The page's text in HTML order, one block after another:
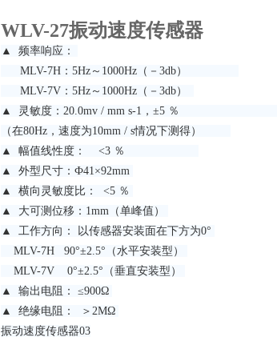
WLV-27振动速度传感器
▲ 频率响应：
MLV-7H：5Hz～1000Hz（－3db）
MLV-7V：5Hz～1000Hz（－3db）
▲ 灵敏度：20.0mv / mm s-1，±5 ％
（在80Hz，速度为10mm / s情况下测得）
▲ 幅值线性度： <3 ％
▲ 外型尺寸：Ф41×92mm
▲ 横向灵敏度比： <5 ％
▲ 大可测位移：1mm（单峰值）
▲ 工作方向： 以传感器安装面在下方为0°
MLV-7H 90°±2.5°（水平安装型）
MLV-7V 0°±2.5°（垂直安装型）
▲ 输出电阻： ≤900Ω
▲ 绝缘电阻： ＞2MΩ
振动速度传感器03